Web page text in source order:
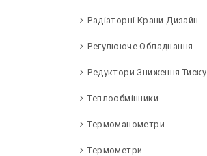
Радіаторні Крани Дизайн
Регулююче Обладнання
Редуктори Зниження Тиску
Теплообмінники
Термоманометри
Термометри